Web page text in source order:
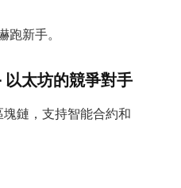
新手。
太坊的競爭對手
鏈，支持智能合約和